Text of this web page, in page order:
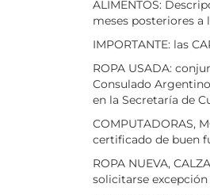
ALIMENTOS:
meses posteriores a
IMPORTANTE: las
ROPA USADA:
Consulado
en la Secretaría de
COMPUTADORAS,
certificado de buen
ROPA NUEVA,
solicitarse